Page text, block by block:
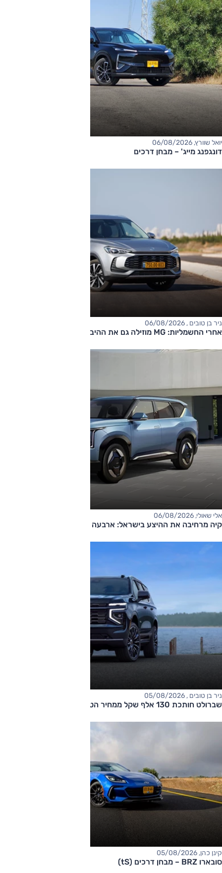
יואל שוורץ, 06/08/2026
דונגפנג מייג' – מבחן דרכים
ניר בן טובים , 06/08/2026
אחרי החשמליות: MG מוזילה גם את ההיברידיות
אלי שאולי, 06/08/2026
קיה מרחיבה את ההיצע בישראל: ארבעה דגמים חדשים בדרך
ניר בן טובים , 05/08/2026
שברולט חותכת 130 אלף שקל ממחיר הטאהו
קינן כהן, 05/08/2026
סובארו BRZ – מבחן דרכים (tS)